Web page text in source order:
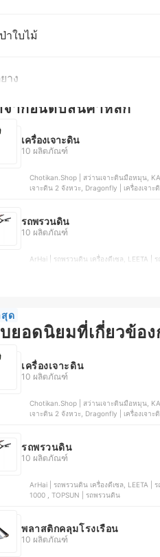
าใบไม้
าง
ากอันดับสินค้าหลัก
เครื่องเจาะดิน
10 ผลิตภัณฑ์
Chotikan.Shop | สว่านเจาะดินมือหมุน, KANTO | เครื่องเจาะดิน | KT-DRILL-6200,
เจาะดิน 2 จังหวะ, Dragonfly | เครื่องเจาะ
รถพรวนดิน
10 ผลิตภัณฑ์
ArHai | รถพรวนดิน เครื่องดีเซล, LEETA | รถพรวนดิน รุ่น LT-950, HIMIWAY | รถพรวนดิน 7.5 แรงม้า, Landmart | รถพรวนดิน รุ่น LM-
ด
ยอดนิยมที่เกี่ยวข้อ
เครื่องเจาะดิน
10 ผลิตภัณฑ์
Chotikan.Shop | สว่านเจาะดินมือหมุน, KANTO | เครื่องเจาะดิน | KT-DRILL-6200,
เจาะดิน 2 จังหวะ, Dragonfly | เครื่องเจาะ
รถพรวนดิน
10 ผลิตภัณฑ์
ArHai | รถพรวนดิน เครื่องดีเซล, LEETA | รถพรวนดิน รุ่น LT-950, HIMIWAY | รถพรวนดิน 7.5 แรงม้า, Landmart | รถพรวนดิน รุ่น LM-
1000 , TOPSUN | รถพรวนดิน
พลาสติกคลุมโรงเรือน
10 ผลิตภัณฑ์